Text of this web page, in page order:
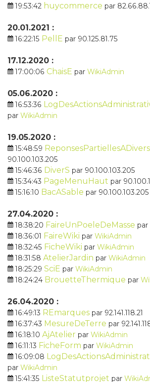
19:53:42 huycommerce par
20.01.2021 :
16:22:15 PellE par 90.125.81.75
17.12.2020 :
17:00:06 ChaisE par WikiAdmin
05.06.2020 :
16:53:36
par WikiAdmin
19.05.2020 :
15:48:59 ReponsesPartiellesADivers
90.100.103.205
15:46:36 DiverS par 90.100.103.205
15:34:43 PageMenuHaut par
15:16:10 BacASable par 90.100.103.205
27.04.2020 :
18:38:20 FaireUnPoeleDeMasse par
18:36:01 FaireWiki par WikiAdmin
18:32:45 FicheWiki par WikiAdmin
18:31:58 AtelierJardin par WikiAdmin
18:25:29 SciE par WikiAdmin
18:24:24 BrouetteThermique par
26.04.2020 :
16:49:13 REmarques par 92.141.118.21
16:37:43 MesureDeTerre par
16:18:10 AjAtelier par WikiAdmin
16:11:13 FicheForm par WikiAdmin
16:09:08
par WikiAdmin
15:41:35 ListeStatutprojet par